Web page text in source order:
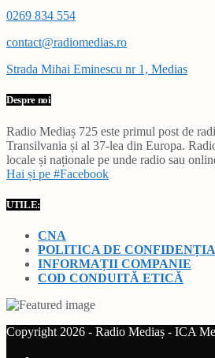
0269 834 554
contact@radiomedias.ro
Strada Mihai Eminescu nr 1, Medias
Despre noi
Radio Mediaș 725 este primul post de
Transilvania și al 37-lea din Europa.
locale și naționale pe unde radio sau
Hai și pe #Facebook
UTILE:
CNA
POLITICA DE
INFORMAȚII COMPANIE
COD CONDUITĂ ETICĂ
Copyright 2026 - Radio Mediaș - ICA